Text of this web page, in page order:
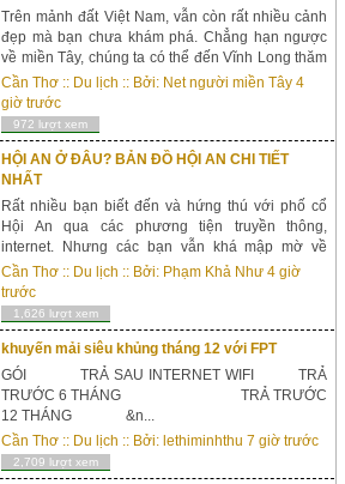
Trên mảnh đất Việt Nam, vẫn còn rất nhiều cảnh
đẹp mà bạn chưa khám phá. Chẳng hạn ngược
về miền Tây, chúng ta có thể đến Vĩnh Long thăm
nhà xưa Vĩnh Long, cù lao An Bình,...; đến An
Giang vãn cảnh miếu Bà Chúa Xứ, chù...
Cần Thơ :: Du lịch :: Bởi: Net người miền Tây 4
giờ trước
972 lượt xem
HỘI AN Ở ĐÂU? BẢN ĐỒ HỘI AN CHI TIẾT
NHẤT
Rất nhiều bạn biết đến và hứng thú với phố cổ
Hội An qua các phương tiện truyền thông,
internet. Nhưng các bạn vẫn khá mập mờ về
thông tin của Hội An như Hội An ở đâu, nằm ở
miền nào của nước ta và cách đi du lịch tới Hội
An n...
Cần Thơ :: Du lịch :: Bởi: Phạm Khả Như 4 giờ
trước
1,626 lượt xem
khuyến mải siêu khủng tháng 12 với FPT
GÓI TRẢ SAU INTERNET WIFI TRẢ
TRƯỚC 6 THÁNG TRẢ TRƯỚC
12 THÁNG &n...
Cần Thơ :: Du lịch :: Bởi: lethiminhthu 7 giờ trước
2,709 lượt xem